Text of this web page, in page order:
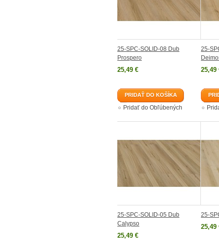
25-SPC-SOLID-08 Dub
Prospero
25,49 €
PRIDAŤ DO KOŠÍKA
Pridať do Obľúbených
25-
25,49
25-SPC-SOLID-05 Dub
Calypso
25,49 €
25-
25,49